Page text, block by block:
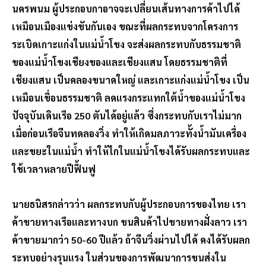
นครพนม ผู้ประกอบกาอาจจะเปลี่ยนเส้นทางการค้าไปได้
เหมือนเมืองแข่งขันกันเอง ขณะที่ผลกระทบจากโครงการ
ระเบิดเกาะแก่งในแม่น้ำโขง จะส่งผลกระทบกับธรรมชาติ
ของแม่น้ำโขงเชียงของและเชียงแสน โดยธรรมชาติที่
เชียงแสน เป็นคลองขนาดใหญ่ และเกาะแก่งแม่น้ำโขง เป็น
เหมือนเขื่อนธรรมชาติ ลดแรงกระแทกใต้น้ำของแม่น้ำโขง
ปัจจุบันเดินเรือ 250 ตันได้อยู่แล้ว ซึ่งกระทบกับเราไม่มาก
เมื่อก่อนเรือจีนทดลองวิ่ง ทำให้เกิดมลภาวะทั้งน้ำมันเครื่อง
และขยะในแม่น้ำ ทำให้ไกในแม่น้ำโขงได้รับผลกระทบและ
ใช้เวลาหลายปีฟื้นฟู
นายธนิสรกล่าวว่า ผลกระทบกับผู้ประกอบการของไทย เรา
ค้าขายทางเรือและทางบก ขนสินค้าไปขายทางฝั่งลาว เรา
ค้าขายมากว่า 50-60 ปีแล้ว ถ้าจีนวิ่งผ่านไปได้ คงได้รับผลก
ระทบอย่างรุนแรง ในส่วนของการพัฒนาการขนส่งใน